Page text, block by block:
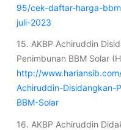
95/cek-daftar-harga-
juli-2023
15. AKBP Achiruddin
Penimbunan BBM Solar
http://
Achiruddin-Disidangkan-
BBM-Solar
16. AKBP Achiruddin